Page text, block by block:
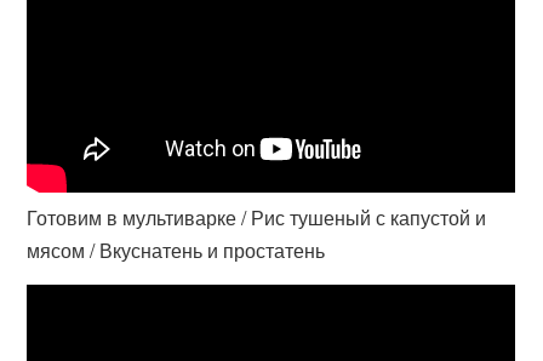
Готовим в мультиварке / Рис тушеный с капустой и
мясом / Вкуснатень и простатень